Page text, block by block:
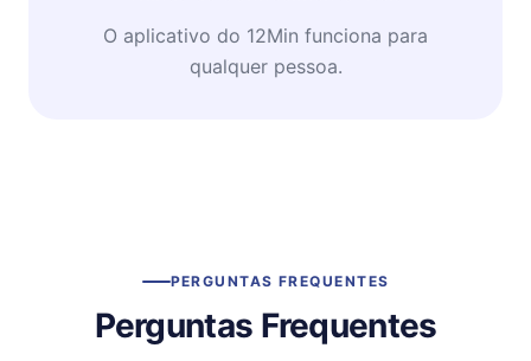
O aplicativo do 12Min funciona para
qualquer pessoa.
PERGUNTAS FREQUENTES
Perguntas Frequentes